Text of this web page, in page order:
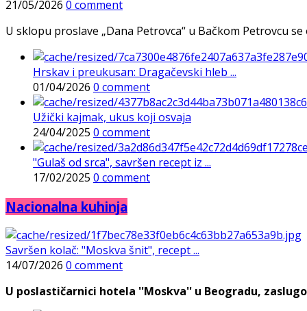
21/05/2026 0 comment
U sklopu proslave „Dana Petrovca“ u Bačkom Petrovcu
Hrskav i preukusan: Dragačevski hleb ...
01/04/2026 0 comment
Užički kajmak, ukus koji osvaja
24/04/2025 0 comment
"Gulaš od srca", savršen recept iz ...
17/02/2025 0 comment
Nacionalna kuhinja
Savršen kolač: "Moskva šnit", recept ...
14/07/2026 0 comment
U poslastičarnici hotela ''Moskva'' u Beogradu,